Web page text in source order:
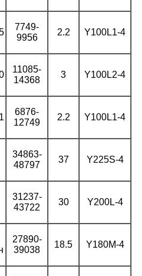
7749-
9956
2.2 Y100L1-4
11085-
14368
3 Y100L2-4
6876-
12749
2.2 Y100L1-4
34863-
48797
37 Y225S-4
31237-
43722
30 Y200L-4
27890-
39038
18.5 Y180M-4